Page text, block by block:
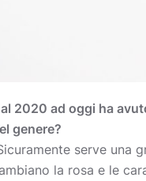
2020 ad oggi ha
genere?
serve una
la rosa e le